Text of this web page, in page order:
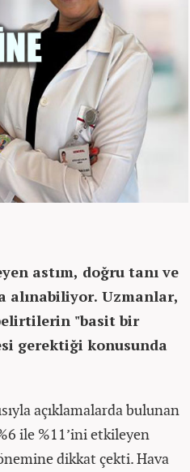
astım, doğru tanı ve
alınabiliyor. Uzmanlar,
"basit bir
gerektiği konusunda
açıklamalarda bulunan
ile %11’ini etkileyen
dikkat çekti. Hava